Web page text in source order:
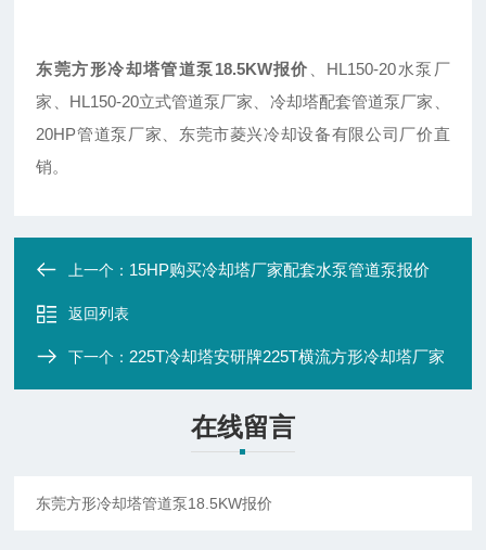
东莞方形冷却塔管道泵18.5KW报价
、HL150-20水泵厂
家、HL150-20立式管道泵厂家、冷却塔配套管道泵厂家、
20HP管道泵厂家、东莞市菱兴冷却设备有限公司厂价直
销。
上一个： 15HP购买冷却塔厂家配套水泵管道泵报价
返回列表
下一个：225T冷却塔安研牌225T横流方形冷却塔厂家
在线留言